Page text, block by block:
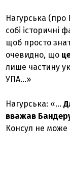
Нагурська (про
собі історичні
щоб просто
очевидно, що
лише частину
УПА…»
Нагурська: «…
вважав
Консул не може